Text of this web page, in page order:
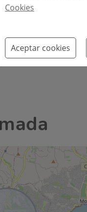
infraestructuras
Cookies
Aceptar cookies